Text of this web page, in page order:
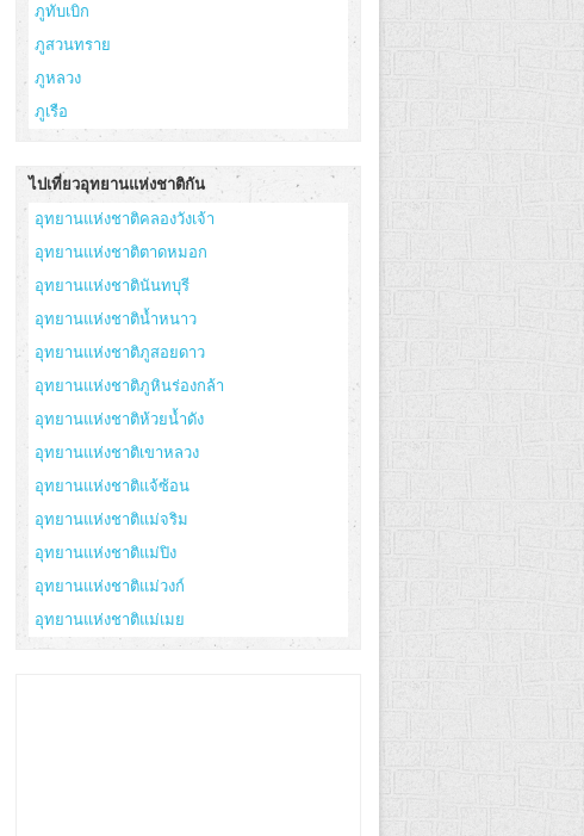
ภูทับเบิก
ภูสวนทราย
ภูหลวง
ภูเรือ
ไปเที่ยวอุทยานแห่งชาติกัน
อุทยานแห่งชาติคลองวังเจ้า
อุทยานแห่งชาติตาดหมอก
อุทยานแห่งชาตินันทบุรี
อุทยานแห่งชาติน้ำหนาว
อุทยานแห่งชาติภูสอยดาว
อุทยานแห่งชาติภูหินร่องกล้า
อุทยานแห่งชาติห้วยน้ำดัง
อุทยานแห่งชาติเขาหลวง
อุทยานแห่งชาติแจ้ซ้อน
อุทยานแห่งชาติแม่จริม
อุทยานแห่งชาติแม่ปิง
อุทยานแห่งชาติแม่วงก์
อุทยานแห่งชาติแม่เมย